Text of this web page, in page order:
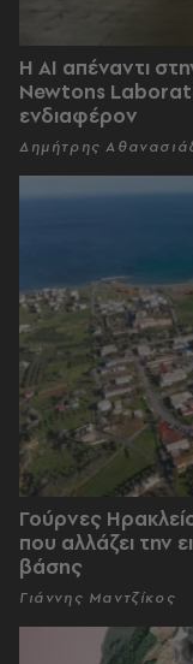
Η AI απέναντι
Newtons
ενδιαφέρον
Δημήτρης
Γούρνες
που αλλάζει την
βάσης
Γιάννης Μαντζίκος